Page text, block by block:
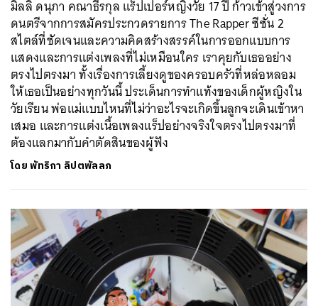
มิลลิ ดนุภา คณาธีรกุล แร็ปเปอร์หญิงวัย 17 ปี ก้าวเข้าสู่วงการ
ดนตรีจากการสมัครประกวดรายการ The Rapper ซีซั่น 2
สไตล์ที่ชัดเจนและความคิดสร้างสรรค์ในการออกแบบการ
แสดงและการแต่งเพลงที่ไม่เหมือนใคร เราคุยกับเธออย่าง
ตรงไปตรงมา ทั้งเรื่องการเลี้ยงดูของครอบครัวที่หล่อหลอม
ให้เธอเป็นอย่างทุกวันนี้ ประเด็นการทำแท้งของเด็กผู้หญิงใน
วัยเรียน พ่อแม่แบบไหนที่ไม่ว่าอะไรจะเกิดขึ้นลูกจะเดินเข้าหา
เสมอ และการแต่งเนื้อเพลงแร็ปอย่างจริงใจตรงไปตรงมาที่
ต้องแลกมากับคำตัดสินของผู้ฟัง
โดยพัทริกา ลิปตพัลลภ